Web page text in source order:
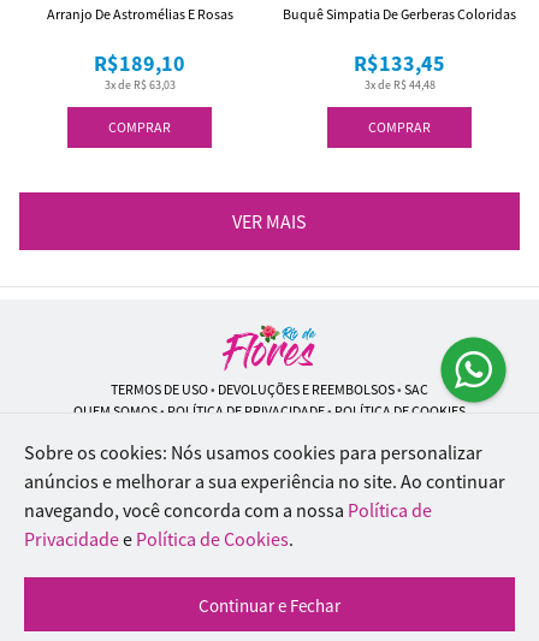
COMPRAR
3x de R$ 63,03
R$189,10
Arranjo De Astromélias E Rosas
COMPRAR
3x de R$ 44,48
R$133,45
Buquê Simpatia De Gerberas Coloridas
VER MAIS
TERMOS DE USO• DEVOLUÇÕES E REEMBOLSOS• SAC
QUEM SOMOS• POLÍTICA DE PRIVACIDADE• POLÍTICA DE COOKIES
Rio de Flores | CNPJ: 18.184.423/0001-74
Rua Lopes Trovão, 42 - Rio de Janeiro - RJ - 20.920-340
WhatsApp: (21) 96451-9290| Telefone: (21) 9 6715-9790
© 2024-2026 - Todos os direitos reservados - Desenvolvido por
Inteligentes
Sobre os cookies: Nós usamos cookies para personalizar
anúncios e melhorar a sua experiência no site. Ao continuar
navegando, você concorda com a nossa Política de
Privacidadee Política de Cookies.
Continuar e Fechar